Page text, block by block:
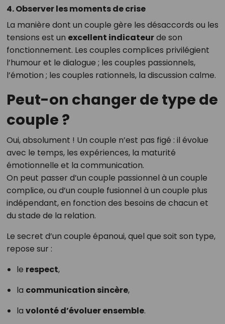
4. Observer les moments de crise
La manière dont un couple gère les désaccords ou les
tensions est un excellent indicateurde son
fonctionnement. Les couples complices privilégient
l’humour et le dialogue ; les couples passionnels,
l’émotion ; les couples rationnels, la discussion calme.
Peut-on changer de type de
couple ?
Oui, absolument ! Un couple n’est pas figé : il évolue
avec le temps, les expériences, la maturité
émotionnelle et la communication.
On peut passer d’un couple passionnel à un couple
complice, ou d’un couple fusionnel à un couple plus
indépendant, en fonction des besoins de chacun et
du stade de la relation.
Le secret d’un couple épanoui, quel que soit son type,
repose sur :
le respect,
la communication sincère,
la volonté d’évoluer ensemble.